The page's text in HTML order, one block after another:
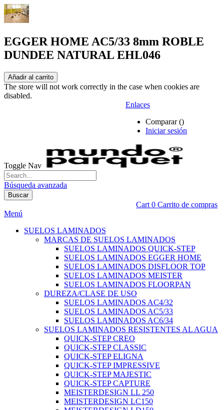
EGGER HOME AC5/33 8mm ROBLE
DUNDEE NATURAL EHL046
Añadir al carrito
The store will not work correctly in the case when cookies are
disabled.
Enlaces
Comparar ()
Iniciar sesión
Toggle Nav
Búsqueda avanzada
Buscar
Cart 0 Carrito de compras
Menú
SUELOS LAMINADOS
MARCAS DE SUELOS LAMINADOS
SUELOS LAMINADOS QUICK-STEP
SUELOS LAMINADOS EGGER HOME
SUELOS LAMINADOS DISFLOOR TOP
SUELOS LAMINADOS MEISTER
SUELOS LAMINADOS FLOORPAN
DUREZA/CLASE DE USO
SUELOS LAMINADOS AC4/32
SUELOS LAMINADOS AC5/33
SUELOS LAMINADOS AC6/34
SUELOS LAMINADOS RESISTENTES AL AGUA
QUICK-STEP CREO
QUICK-STEP CLASSIC
QUICK-STEP ELIGNA
QUICK-STEP IMPRESSIVE
QUICK-STEP MAJESTIC
QUICK-STEP CAPTURE
MEISTERDESIGN LL 250
MEISTERDESIGN LC150